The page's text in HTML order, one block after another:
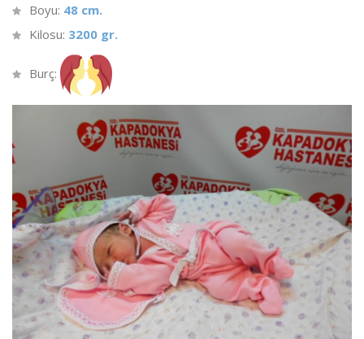
Boyu: 48 cm.
Kilosu: 3200 gr.
Burç: